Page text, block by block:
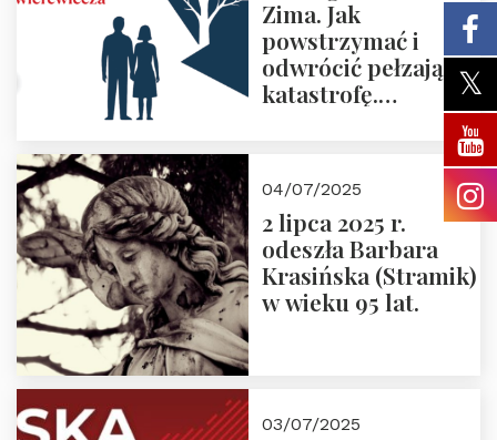
Zima. Jak
powstrzymać i
odwrócić pełzającą
katastrofę.
pierwsze spotkanie
Nowego
Ćwierćwiecza”
04/07/2025
2 lipca 2025 r.
odeszła Barbara
Krasińska (Stramik)
w wieku 95 lat.
03/07/2025